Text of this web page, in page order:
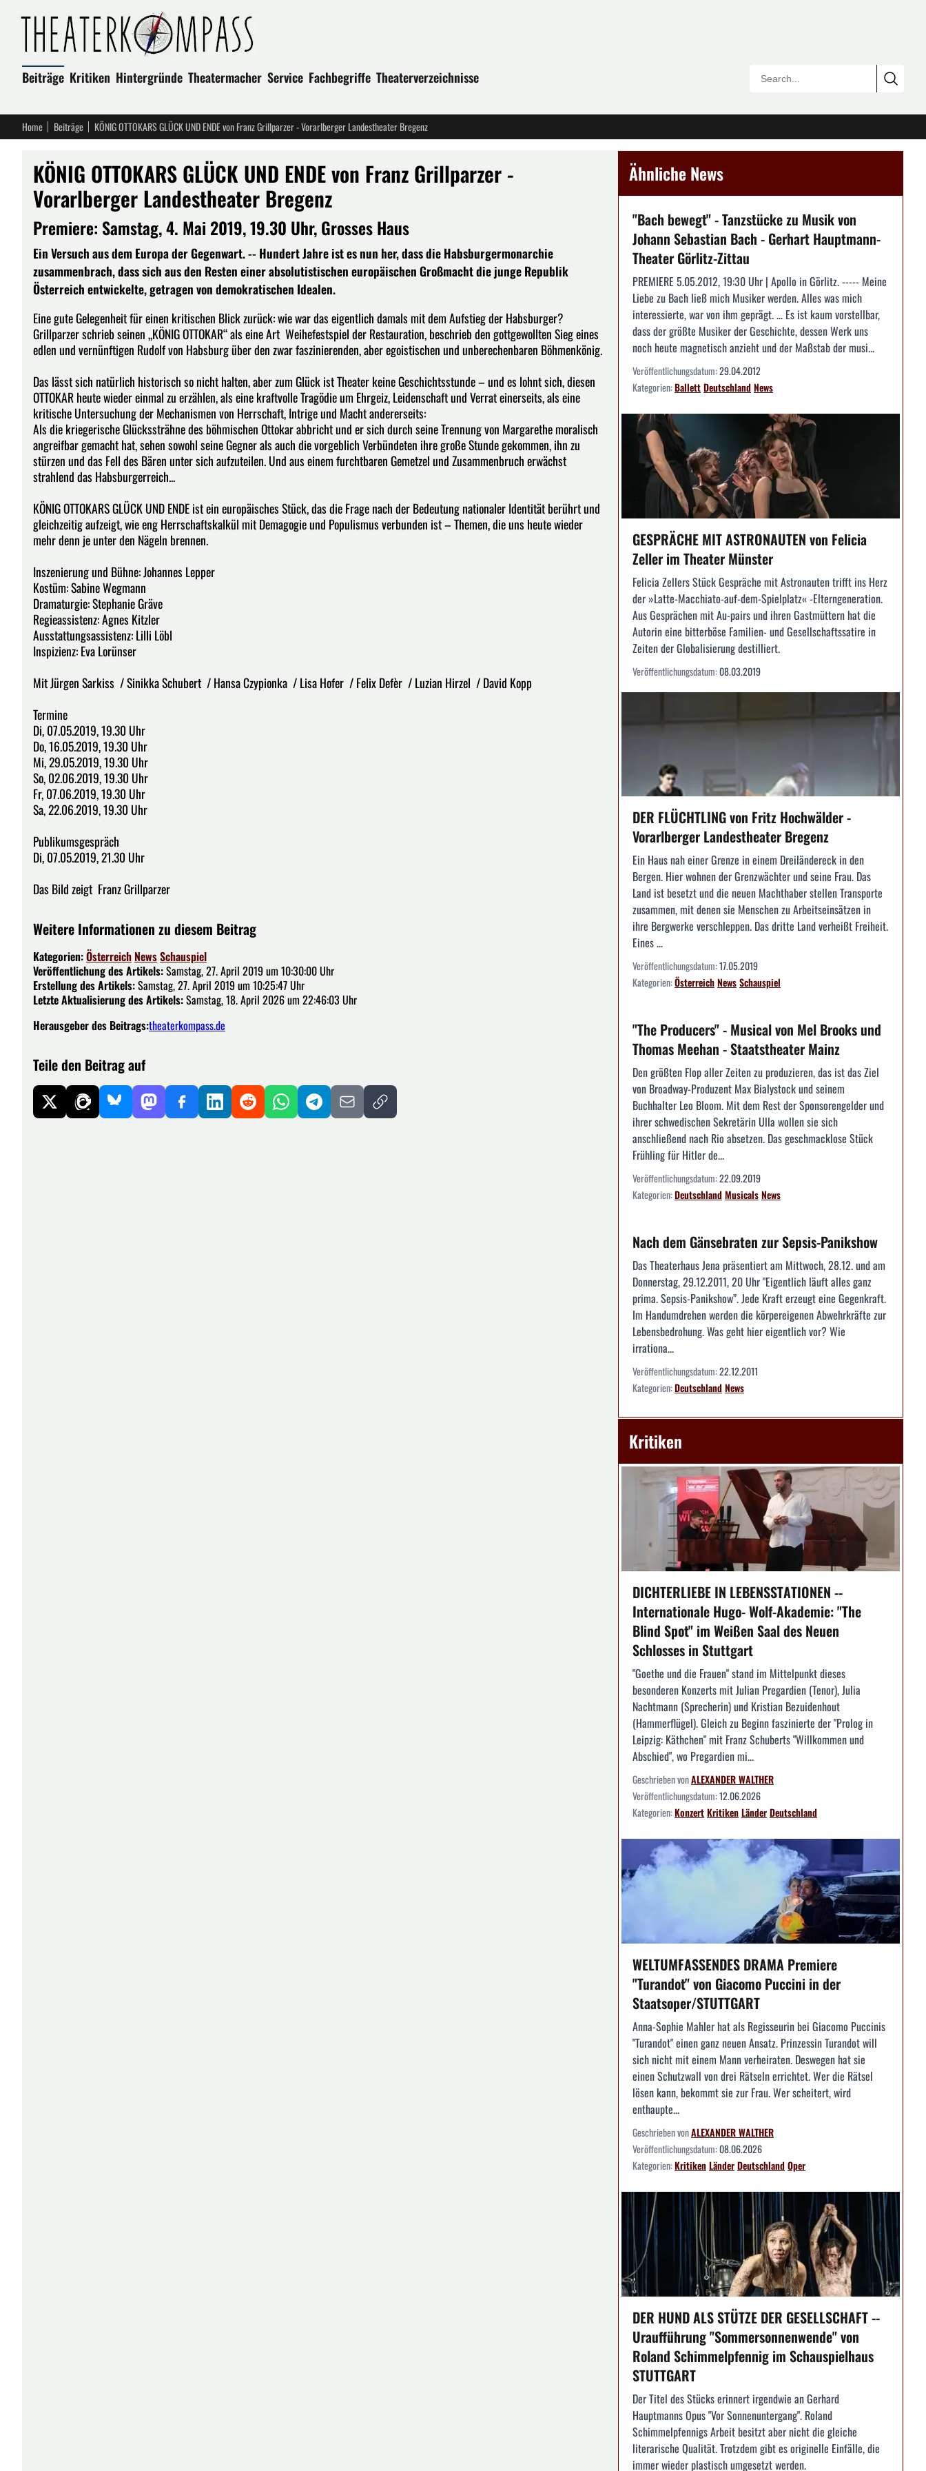
Beiträge Kritiken Hintergründe Theatermacher Service Fachbegriffe Theaterverzeichnisse
Home Beiträge KÖNIG OTTOKARS GLÜCK UND ENDE von Franz Grillparzer - Vorarlberger Landestheater Bregenz
KÖNIG OTTOKARS GLÜCK UND ENDE von Franz Grillparzer -
Vorarlberger Landestheater Bregenz
Premiere: Samstag, 4. Mai 2019, 19.30 Uhr, Grosses Haus
Ein Versuch aus dem Europa der Gegenwart. -- Hundert Jahre ist es nun her, dass die Habsburgermonarchie
zusammenbrach, dass sich aus den Resten einer absolutistischen europäischen Großmacht die junge Republik
Österreich entwickelte, getragen von demokratischen Idealen.
Eine gute Gelegenheit für einen kritischen Blick zurück: wie war das eigentlich damals mit dem Aufstieg der Habsburger?
Grillparzer schrieb seinen „KÖNIG OTTOKAR“ als eine Art Weihefestspiel der Restauration, beschrieb den gottgewollten Sieg eines
edlen und vernünftigen Rudolf von Habsburg über den zwar faszinierenden, aber egoistischen und unberechenbaren Böhmenkönig.
Das lässt sich natürlich historisch so nicht halten, aber zum Glück ist Theater keine Geschichtsstunde – und es lohnt sich, diesen
OTTOKAR heute wieder einmal zu erzählen, als eine kraftvolle Tragödie um Ehrgeiz, Leidenschaft und Verrat einerseits, als eine
kritische Untersuchung der Mechanismen von Herrschaft, Intrige und Macht andererseits:
Als die kriegerische Glückssträhne des böhmischen Ottokar abbricht und er sich durch seine Trennung von Margarethe moralisch
angreifbar gemacht hat, sehen sowohl seine Gegner als auch die vorgeblich Verbündeten ihre große Stunde gekommen, ihn zu
stürzen und das Fell des Bären unter sich aufzuteilen. Und aus einem furchtbaren Gemetzel und Zusammenbruch erwächst
strahlend das Habsburgerreich...
KÖNIG OTTOKARS GLÜCK UND ENDE ist ein europäisches Stück, das die Frage nach der Bedeutung nationaler Identität berührt und
gleichzeitig aufzeigt, wie eng Herrschaftskalkül mit Demagogie und Populismus verbunden ist – Themen, die uns heute wieder
mehr denn je unter den Nägeln brennen.
Inszenierung und Bühne: Johannes Lepper
Kostüm: Sabine Wegmann
Dramaturgie: Stephanie Gräve
Regieassistenz: Agnes Kitzler
Ausstattungsassistenz: Lilli Löbl
Inspizienz: Eva Lorünser
Mit Jürgen Sarkiss / Sinikka Schubert / Hansa Czypionka / Lisa Hofer / Felix Defèr / Luzian Hirzel / David Kopp
Termine
Di, 07.05.2019, 19.30 Uhr
Do, 16.05.2019, 19.30 Uhr
Mi, 29.05.2019, 19.30 Uhr
So, 02.06.2019, 19.30 Uhr
Fr, 07.06.2019, 19.30 Uhr
Sa, 22.06.2019, 19.30 Uhr
Publikumsgespräch
Di, 07.05.2019, 21.30 Uhr
Das Bild zeigt Franz Grillparzer
Weitere Informationen zu diesem Beitrag
Kategorien:Österreich NewsSchauspiel
Veröffentlichung des Artikels:Samstag, 27. April 2019 um 10:30:00 Uhr
Erstellung des Artikels:Samstag, 27. April 2019 um 10:25:47 Uhr
Letzte Aktualisierung des Artikels:Samstag, 18. April 2026 um 22:46:03 Uhr
Herausgeber des Beitrags:theaterkompass.de
Teile den Beitrag auf
Ähnliche News
"Bach bewegt" - Tanzstücke zu Musik von
Johann Sebastian Bach - Gerhart Hauptmann-
Theater Görlitz-Zittau
PREMIERE 5.05.2012, 19:30 Uhr | Apollo in Görlitz. ----- Meine
Liebe zu Bach ließ mich Musiker werden. Alles was mich
interessierte, war von ihm geprägt. ... Es ist kaum vorstellbar,
dass der größte Musiker der Geschichte, dessen Werk uns
noch heute magnetisch anzieht und der Maßstab der musi...
Veröffentlichungsdatum:29.04.2012
Kategorien:BallettDeutschlandNews
GESPRÄCHE MIT ASTRONAUTEN von Felicia
Zeller im Theater Münster
Felicia Zellers Stück Gespräche mit Astronauten trifft ins Herz
der »Latte-Macchiato-auf-dem-Spielplatz« -Elterngeneration.
Aus Gesprächen mit Au-pairs und ihren Gastmüttern hat die
Autorin eine bitterböse Familien- und Gesellschaftssatire in
Zeiten der Globalisierung destilliert.
Veröffentlichungsdatum:08.03.2019
DER FLÜCHTLING von Fritz Hochwälder -
Vorarlberger Landestheater Bregenz
Ein Haus nah einer Grenze in einem Dreiländereck in den
Bergen. Hier wohnen der Grenzwächter und seine Frau. Das
Land ist besetzt und die neuen Machthaber stellen Transporte
zusammen, mit denen sie Menschen zu Arbeitseinsätzen in
ihre Bergwerke verschleppen. Das dritte Land verheißt Freiheit.
Eines ...
Veröffentlichungsdatum:17.05.2019
Kategorien:ÖsterreichNewsSchauspiel
"The Producers" - Musical von Mel Brooks und
Thomas Meehan - Staatstheater Mainz
Den größten Flop aller Zeiten zu produzieren, das ist das Ziel
von Broadway-Produzent Max Bialystock und seinem
Buchhalter Leo Bloom. Mit dem Rest der Sponsorengelder und
ihrer schwedischen Sekretärin Ulla wollen sie sich
anschließend nach Rio absetzen. Das geschmacklose Stück
Frühling für Hitler de...
Veröffentlichungsdatum:22.09.2019
Kategorien:DeutschlandMusicalsNews
Nach dem Gänsebraten zur Sepsis-Panikshow
Das Theaterhaus Jena präsentiert am Mittwoch, 28.12. und am
Donnerstag, 29.12.2011, 20 Uhr "Eigentlich läuft alles ganz
prima. Sepsis-Panikshow”. Jede Kraft erzeugt eine Gegenkraft.
Im Handumdrehen werden die körpereigenen Abwehrkräfte zur
Lebensbedrohung. Was geht hier eigentlich vor? Wie
irrationa...
Veröffentlichungsdatum:22.12.2011
Kategorien:DeutschlandNews
Kritiken
DICHTERLIEBE IN LEBENSSTATIONEN --
Internationale Hugo- Wolf-Akademie: "The
Blind Spot" im Weißen Saal des Neuen
Schlosses in Stuttgart
"Goethe und die Frauen" stand im Mittelpunkt dieses
besonderen Konzerts mit Julian Pregardien (Tenor), Julia
Nachtmann (Sprecherin) und Kristian Bezuidenhout
(Hammerflügel). Gleich zu Beginn faszinierte der "Prolog in
Leipzig: Käthchen" mit Franz Schuberts "Willkommen und
Abschied", wo Pregardien mi...
Geschrieben vonALEXANDER WALTHER
Veröffentlichungsdatum:12.06.2026
Kategorien:KonzertKritikenLänderDeutschland
WELTUMFASSENDES DRAMA Premiere
"Turandot" von Giacomo Puccini in der
Staatsoper/STUTTGART
Anna-Sophie Mahler hat als Regisseurin bei Giacomo Puccinis
"Turandot" einen ganz neuen Ansatz. Prinzessin Turandot will
sich nicht mit einem Mann verheiraten. Deswegen hat sie
einen Schutzwall von drei Rätseln errichtet. Wer die Rätsel
lösen kann, bekommt sie zur Frau. Wer scheitert, wird
enthaupte...
Geschrieben vonALEXANDER WALTHER
Veröffentlichungsdatum:08.06.2026
Kategorien:KritikenLänderDeutschlandOper
DER HUND ALS STÜTZE DER GESELLSCHAFT --
Uraufführung "Sommersonnenwende" von
Roland Schimmelpfennig im Schauspielhaus
STUTTGART
Der Titel des Stücks erinnert irgendwie an Gerhard
Hauptmanns Opus "Vor Sonnenuntergang". Roland
Schimmelpfennigs Arbeit besitzt aber nicht die gleiche
literarische Qualität. Trotzdem gibt es originelle Einfälle, die
immer wieder plastisch umgesetzt werden.